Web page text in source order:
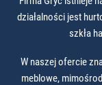
działalności jest
szkła
W naszej ofercie
meblowe,